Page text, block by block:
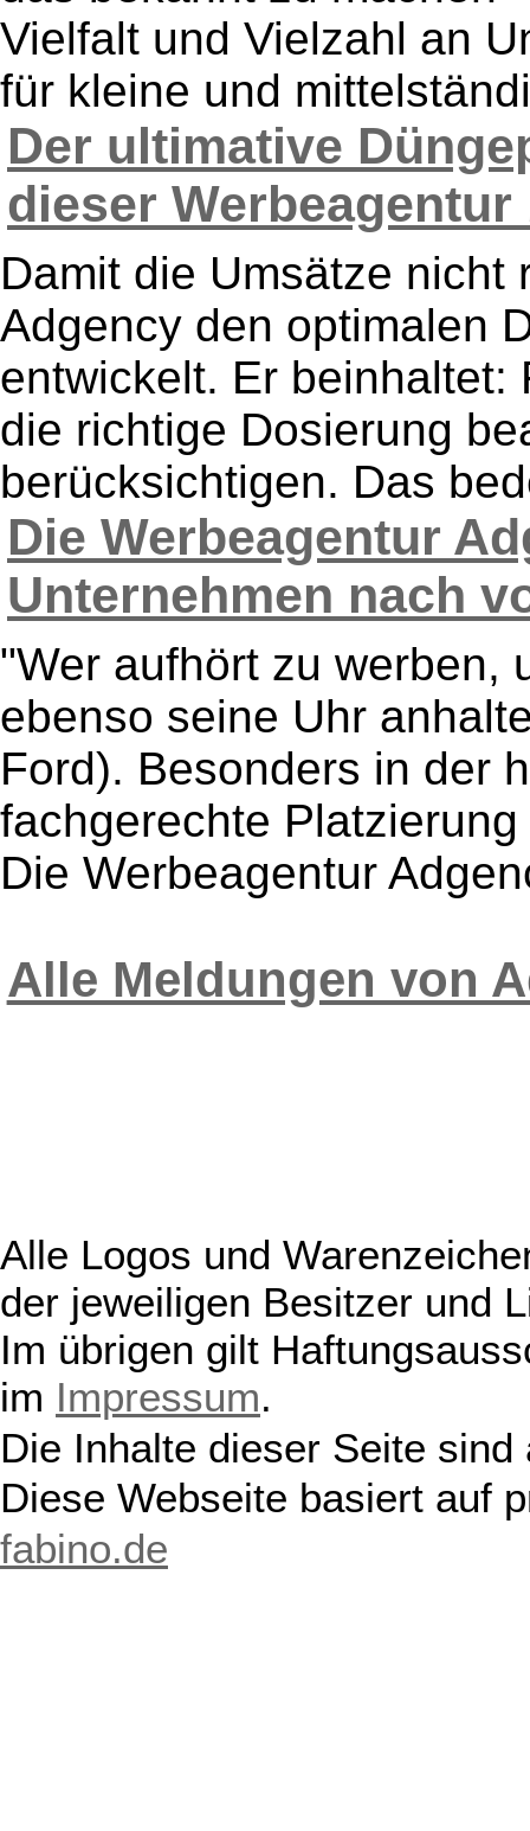
Vielfalt und Vielzahl an
für kleine und
Der ultimative
dieser
Damit die Umsätze nicht
Adgency den optimalen
entwickelt. Er
die richtige Dosierung
berücksichtigen. Das
Die Werbeagentur
Unternehmen nach
"Wer aufhört zu werben,
ebenso seine Uhr
Ford). Besonders in der
fachgerechte
Die Werbeagentur
Alle Meldungen von
Alle Logos und
der jeweiligen Besitzer und
Im übrigen gilt
im Impressum.
Die Inhalte dieser Seite
Diese Webseite basiert auf
fabino.de